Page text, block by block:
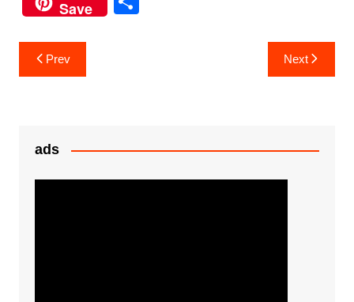
c
e
b
k
itt
er
at
er
Save
Post
navigation
Prev Next
ads